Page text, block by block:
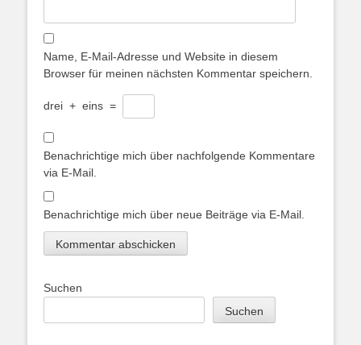
Name, E-Mail-Adresse und Website in diesem
Browser für meinen nächsten Kommentar speichern.
drei + eins =
Benachrichtige mich über nachfolgende Kommentare
via E-Mail.
Benachrichtige mich über neue Beiträge via E-Mail.
Suchen
Suchen